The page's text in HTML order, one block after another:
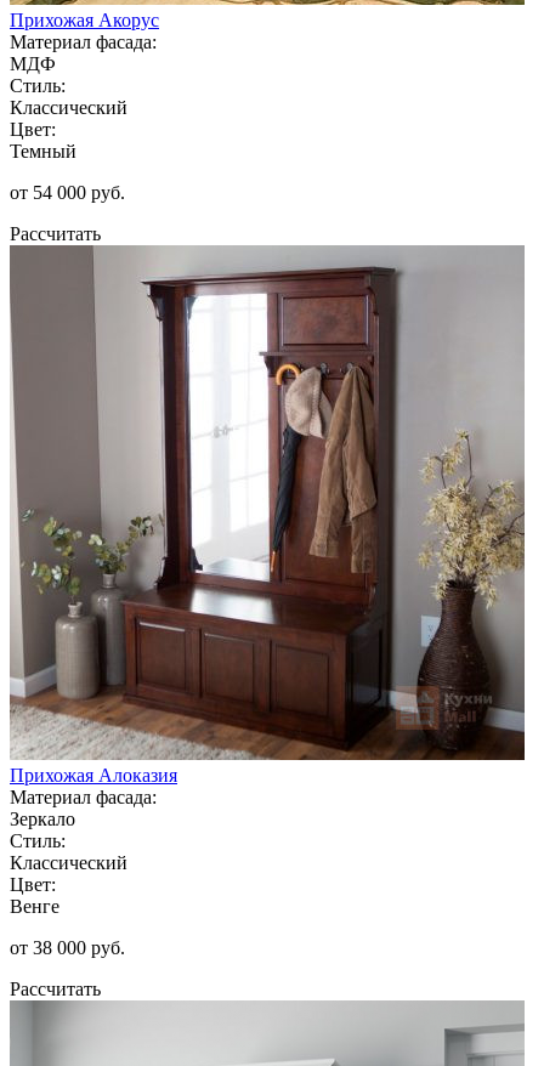
Прихожая Акорус
Материал фасада:
МДФ
Стиль:
Классический
Цвет:
Темный
от 54 000 руб.
Рассчитать
Прихожая Алоказия
Материал фасада:
Зеркало
Стиль:
Классический
Цвет:
Венге
от 38 000 руб.
Рассчитать